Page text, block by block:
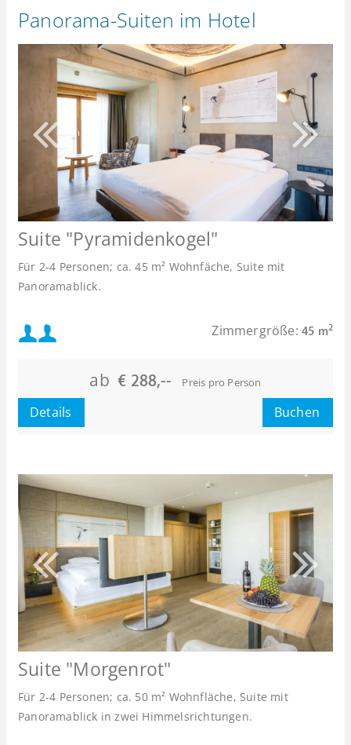
Panorama-Suiten im Hotel
Suite "Pyramidenkogel"
Für 2-4 Personen; ca. 45 m² Wohnfäche, Suite mit
Panoramablick.
Mindestbelegung:
Maximalbelegung:
Zimmergröße: 45 m2
ab€ 288,-- Preis pro Person
Buchen
Details
Suite "Morgenrot"
Für 2-4 Personen; ca. 50 m² Wohnfläche, Suite mit
Panoramablick in zwei Himmelsrichtungen.